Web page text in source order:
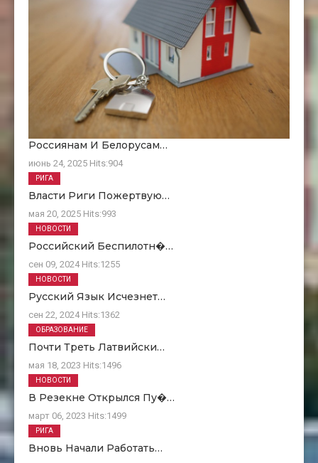
Россиянам И Белорусам…
июнь 24, 2025 Hits:904
Власти Риги Пожертвую…
мая 20, 2025 Hits:993
РИГА
Российский Беспилотн�…
сен 09, 2024 Hits:1255
НОВОСТИ
Русский Язык Исчезнет…
сен 22, 2024 Hits:1362
НОВОСТИ
Почти Треть Латвийски…
мая 18, 2023 Hits:1496
ОБРАЗОВАНИЕ
В Резекне Открылся Пу�…
март 06, 2023 Hits:1499
НОВОСТИ
Вновь Начали Работать…
РИГА